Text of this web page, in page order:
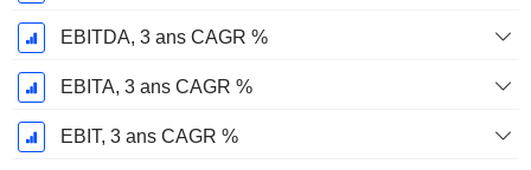
EBITDA, 3 ans CAGR %
EBITA, 3 ans CAGR %
EBIT, 3 ans CAGR %